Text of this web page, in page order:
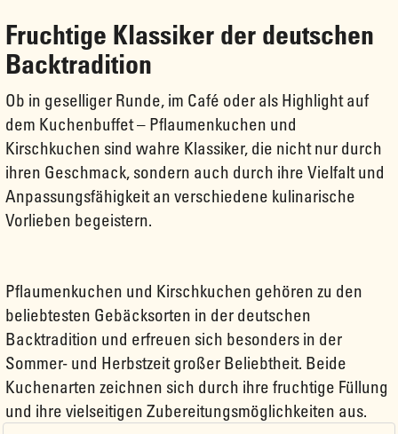
Fruchtige Klassiker der deutschen
Backtradition
Ob in geselliger Runde, im Café oder als Highlight auf
dem Kuchenbuffet – Pflaumenkuchen und
Kirschkuchen sind wahre Klassiker, die nicht nur durch
ihren Geschmack, sondern auch durch ihre Vielfalt und
Anpassungsfähigkeit an verschiedene kulinarische
Vorlieben begeistern.
Pflaumenkuchen und Kirschkuchen gehören zu den
beliebtesten Gebäcksorten in der deutschen
Backtradition und erfreuen sich besonders in der
Sommer- und Herbstzeit großer Beliebtheit. Beide
Kuchenarten zeichnen sich durch ihre fruchtige Füllung
und ihre vielseitigen Zubereitungsmöglichkeiten aus.